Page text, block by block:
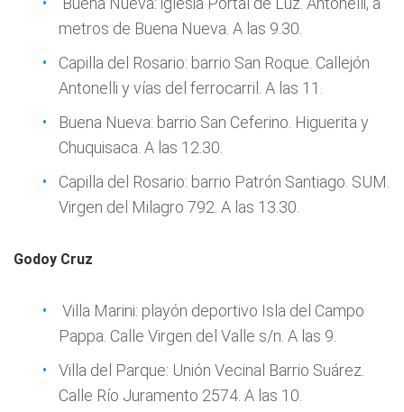
metros de Buena Nueva. A las 9.30.
Capilla del Rosario: barrio San Roque. Callejón
Antonelli y vías del ferrocarril. A las 11.
Buena Nueva: barrio San Ceferino. Higuerita y
Chuquisaca. A las 12.30.
Capilla del Rosario: barrio Patrón Santiago. SUM.
Virgen del Milagro 792. A las 13.30.
Godoy Cruz
Villa Marini: playón deportivo Isla del Campo
Pappa. Calle Virgen del Valle s/n. A las 9.
Villa del Parque: Unión Vecinal Barrio Suárez.
Calle Río Juramento 2574. A las 10.